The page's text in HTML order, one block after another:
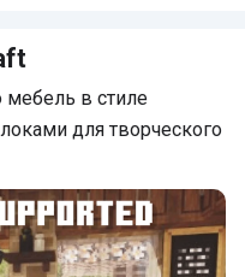
в стиле
для творческого